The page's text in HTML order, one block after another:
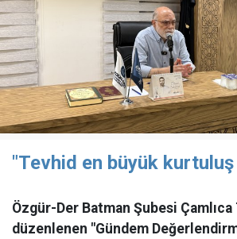
"Tevhid en büyük
Özgür-Der Batman Şubesi
düzenlenen "Gündem